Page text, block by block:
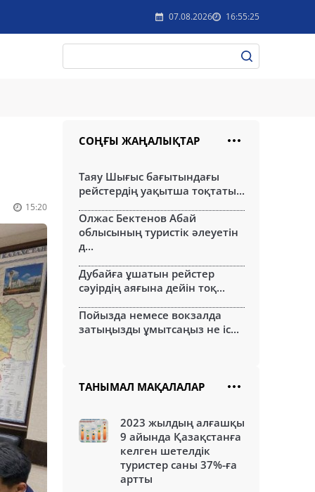
07.08.2026 16:55:25
15:20
СОҢҒЫ ЖАҢАЛЫҚТАР
Таяу Шығыс бағытындағы
рейстердің уақытша тоқтаты...
Олжас Бектенов Абай
облысының туристік әлеуетін
д...
Дубайға ұшатын рейстер
сәуірдің аяғына дейін тоқ...
Пойызда немесе вокзалда
затыңызды ұмытсаңыз не іс...
ТАНЫМАЛ МАҚАЛАЛАР
2023 жылдың алғашқы
9 айында Қазақстанға
келген шетелдік
туристер саны 37%-ға
артты